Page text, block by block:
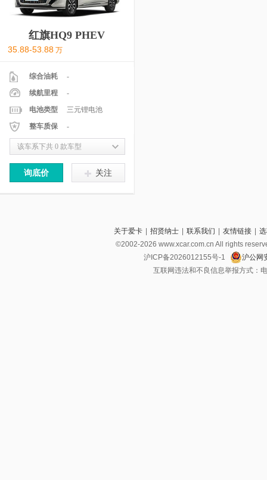
红旗HQ9 PHEV
35.88-53.88 万
综合油耗
-
续航里程
-
电池类型
三元锂电池
整车质保
-
该车系下共 0 款车型
询底价 关注
关于爱卡 招贤纳士 联系我们 友情链接
©2002-2026 www.xcar.com.cn All rights
沪ICP备2026012155号-1
沪公网
互联网违法和不良信息举报方式：